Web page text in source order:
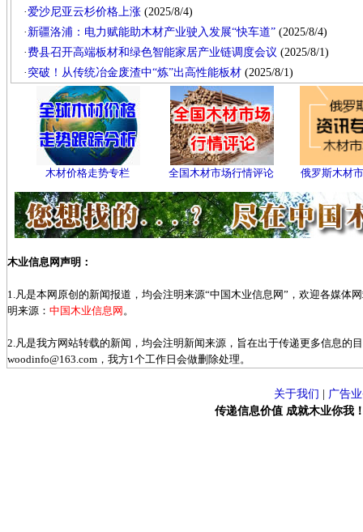
·爱沙尼亚云杉价格上涨 (2025/8/4)
· 新疆洛浦：电力赋能助木材产业驶入发展“快车道” (2025/8/4)
· 费县召开高端板材和绿色智能家居产业链调度会议 (2025/8/1)
· 突破！从传统冶金废渣中“炼”出高性能板材 (2025/8/1)
木材价格走势专栏 全国木材市场行情评论 俄罗斯木材
木业信息网声明：
1.凡是本网原创的新闻报道，均会注明来源“中国木业信息网”，欢迎各媒体
明来源： 中国木业信息网 。
2.凡是我方网站转载的新闻，均会注明新闻来源，旨在出于传递更多信息的
woodinfo@163.com，我方1个工作日会做删除处理。
关于我们
广告
传递信息价值 成就木业你我